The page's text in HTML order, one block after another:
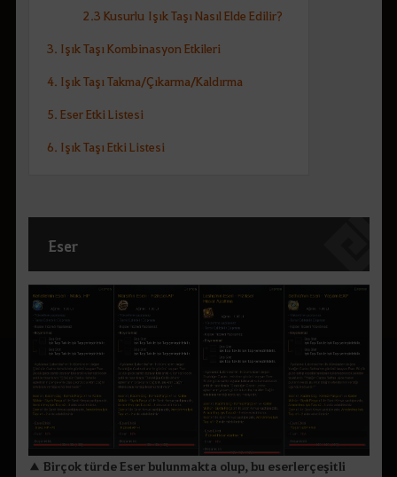
2.3 Kusurlu Işık Taşı Nasıl Elde Edilir?
3. Işık Taşı Kombinasyon Etkileri
4. Işık Taşı Takma/Çıkarma/Kaldırma
5. Eser Etki Listesi
6. Işık Taşı Etki Listesi
Eser
▲ Birçok türde Eser bulunmakta olup, bu eserler çeşitli